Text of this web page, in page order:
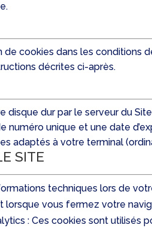
de cookies dans les
décrites ci-après.
disque dur par le serveur du
numéro unique et une date
adaptés à votre terminal
SITE
techniques lors de
vous fermez votre
: Ces cookies sont utilisés